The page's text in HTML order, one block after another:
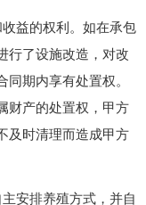
益的权利。如在承包
行了设施改造，对改
期内享有处置权。
财产的处置权，甲方
及时清理而造成甲方
安排养殖方式，并自